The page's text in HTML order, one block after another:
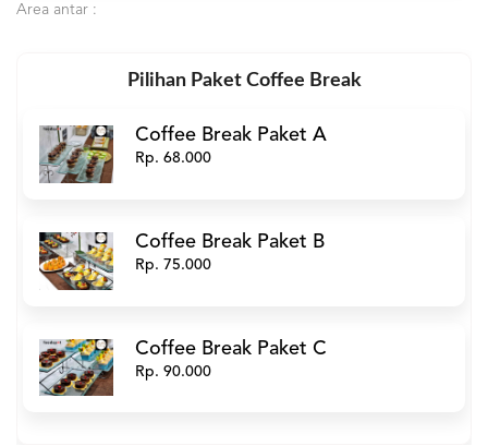
Area antar :
Pilihan Paket Coffee Break
Coffee Break Paket A
Rp. 68.000
Coffee Break Paket B
Rp. 75.000
Coffee Break Paket C
Rp. 90.000